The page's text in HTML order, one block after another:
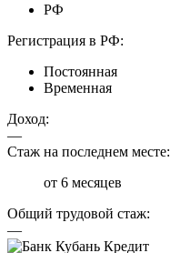
РФ
Регистрация в РФ:
Постоянная
Временная
Доход:
—
Стаж на последнем месте:
от 6 месяцев
Общий трудовой стаж:
—